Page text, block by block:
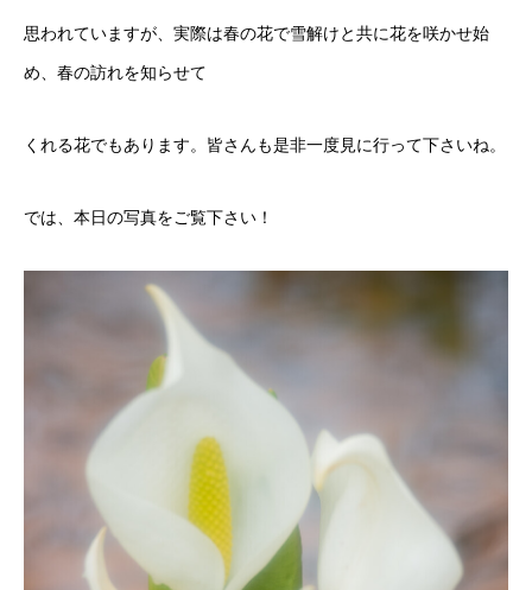
思われていますが、実際は春の花で雪解けと共に花を咲かせ始
め、春の訪れを知らせて
くれる花でもあります。皆さんも是非一度見に行って下さいね。
では、本日の写真をご覧下さい！